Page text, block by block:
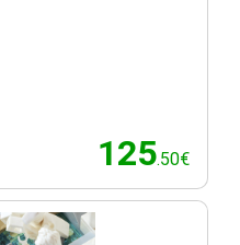
125.50€